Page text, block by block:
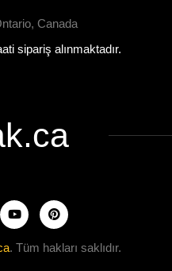
Canada
sipariş alınmaktadır.
. Tüm hakları saklıdır.